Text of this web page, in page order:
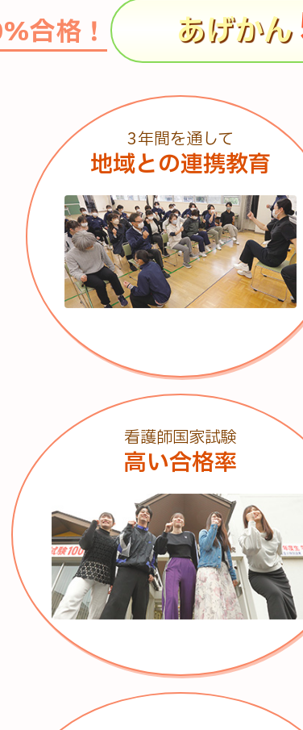
定されました
学校自慢」で優秀賞に選ばれました
」の対象校に認定されています
合格！ あげかん
3年間を通して
地域との連携教育
看護師国家試験
高い合格率